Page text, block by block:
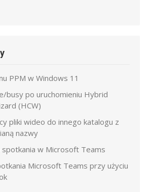
PPM w Windows 11
busy po uruchomieniu Hybrid
(HCW)
pliki wideo do innego katalogu z
nazwy
spotkania w Microsoft Teams
Microsoft Teams przy użyciu